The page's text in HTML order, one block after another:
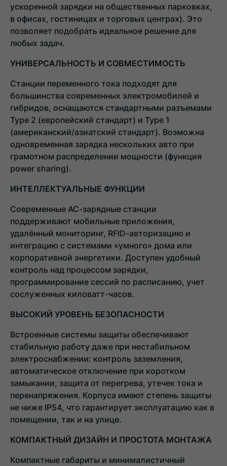
ускоренной зарядки на общественных парковках,
в офисах, гостиницах и торговых центрах). Это
позволяет подобрать идеальное решение для
любых задач.
УНИВЕРСАЛЬНОСТЬ И СОВМЕСТИМОСТЬ
Станции переменного тока подходят для
большинства современных электромобилей и
гибридов, оснащаются стандартными разъемами
Type 2 (европейский стандарт) и Type 1
(американский/азиатский стандарт). Возможна
одновременная зарядка нескольких авто при
грамотном распределении мощности (функция
power sharing).
ИНТЕЛЛЕКТУАЛЬНЫЕ ФУНКЦИИ
Современные AC-зарядные станции
поддерживают мобильные приложения,
удалённый мониторинг, RFID-авторизацию и
интеграцию с системами «умного» дома или
корпоративной энергетики. Доступен удобный
контроль над процессом зарядки,
программирование сессий по расписанию, учет
сослуженных киловатт-часов.
ВЫСОКИЙ УРОВЕНЬ БЕЗОПАСНОСТИ
Встроенные системы защиты обеспечивают
стабильную работу даже при нестабильном
электроснабжении: контроль заземления,
автоматическое отключение при коротком
замыкании, защита от перегрева, утечек тока и
перенапряжения. Корпуса имеют степень защиты
не ниже IP54, что гарантирует эксплуатацию как в
помещении, так и на улице.
КОМПАКТНЫЙ ДИЗАЙН И ПРОСТОТА МОНТАЖА
Компактные габариты и минималистичный